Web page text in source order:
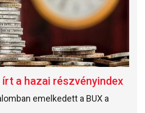
a hazai részvényindex
emelkedett a BUX a